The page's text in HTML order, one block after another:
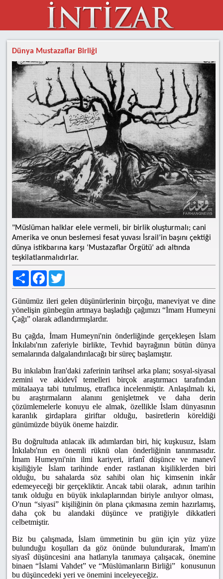
Dünya Mustazaflar Birliği
"Müslüman halklar elele vermeli, bir birlik oluşturmalı; cani
Amerika ve onun beslemesi fesat yuvası İsrail’in başını çektiği
dünya istikbarına karşı ‘Mustazaflar Örgütü’ adı altında
teşkilatlanmalıdırlar.
Share Facebook
Günümüz ileri gelen düşünürlerinin birçoğu, maneviyat ve dine
yönelişin günbegün artmaya başladığı çağımızı “İmam Humeyni
Çağı” olarak adlandırmışlardır.
Bu çağda, İmam Humeyni'nin önderliğinde gerçekleşen İslam
İnkılabı'nın zaferiyle birlikte, Tevhid bayrağının bütün dünya
semalarında dalgalandırılacağı bir süreç başlamıştır.
Bu inkılabın İran'daki zaferinin tarihsel arka planı; sosyal-siyasal
zemini ve akidevî temelleri birçok araştırmacı tarafından
mütalaaya tabi tutulmuş, etraflıca incelenmiştir. Anlaşılmalı ki,
bu araştırmaların alanını genişletmek ve daha derin
çözümlemelerle konuyu ele almak, özellikle İslam dünyasının
karanlık girdaplara giriftar olduğu, basiretlerin köreldiği
günümüzde büyük öneme haizdir.
Bu doğrultuda atılacak ilk adımlardan biri, hiç kuşkusuz, İslam
İnkılabı'nın en önemli rüknü olan önderliğinin tanınmasıdır.
İmam Humeyni'nin ilmi kariyeri, irfanî düşünce ve manevî
kişiliğiyle İslam tarihinde ender rastlanan kişiliklerden biri
olduğu, bu sahalarda söz sahibi olan hiç kimsenin inkâr
edemeyeceği bir gerçekliktir. Ancak tabii olarak, adının tarihin
tanık olduğu en büyük inkılaplarından biriyle anılıyor olması,
O'nun “siyasi” kişiliğinin ön plana çıkmasına zemin hazırlamış,
daha çok bu alandaki düşünce ve pratiğiyle dikkatleri
celbetmiştir.
Biz bu çalışmada, İslam ümmetinin bu gün için yüz yüze
bulunduğu koşulları da göz önünde bulundurarak, İmam'ın
siyasî düşüncesini ana hatlarıyla tanımaya çalışacak, önemine
binaen “İslami Vahdet” ve “Müslümanların Birliği” konusunun
bu düşüncedeki yeri ve önemini inceleyeceğiz.